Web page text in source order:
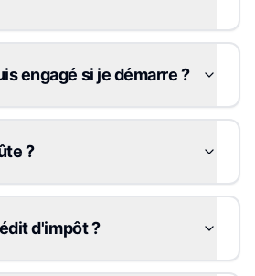
engagé si je démarre ?
?
d'impôt ?